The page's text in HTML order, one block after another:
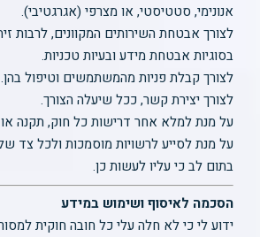
אנונימי, סטטיסטי, או מצרפי (אגרגטיבי).
לצורך אבטחת השירותים המקוונים, לרבות
בסוגיות אבטחת מידע ובעיות טכניות.
לצורך קבלת פניות מהמשתמשים וטיפול בהן.
לצורך יצירת קשר, ככל שיעלה הצורך.
על מנת למלא אחר דרישות כל חוק, תקנה
על מנת לסייע לרשויות מוסמכות ולכל צד
בתום לב כי עליו לעשות כן.
הסכמה לאיסוף ושימוש במידע
ידוע לי כי לא חלה עלי כל חובה חוקית